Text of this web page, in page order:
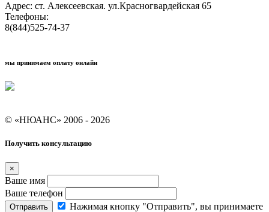
Адрес: ст. Алексеевская. ул.Красногвардейская 65
Телефоны:
8(844)525-74-37
мы принимаем оплату онлайн
© «НЮАНС» 2006 - 2026
Получить консультацию
×
Ваше имя
Ваше телефон
Отправить
Нажимая кнопку "Отправить", вы принимаете